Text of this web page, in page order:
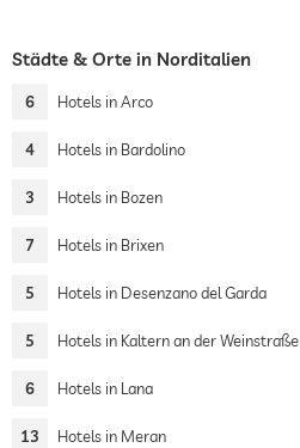
Städte & Orte in Norditalien
6 Hotels in Arco
4 Hotels in Bardolino
3 Hotels in Bozen
7 Hotels in Brixen
5 Hotels in Desenzano del Garda
5 Hotels in Kaltern an der Weinstraße
6 Hotels in Lana
13 Hotels in Meran